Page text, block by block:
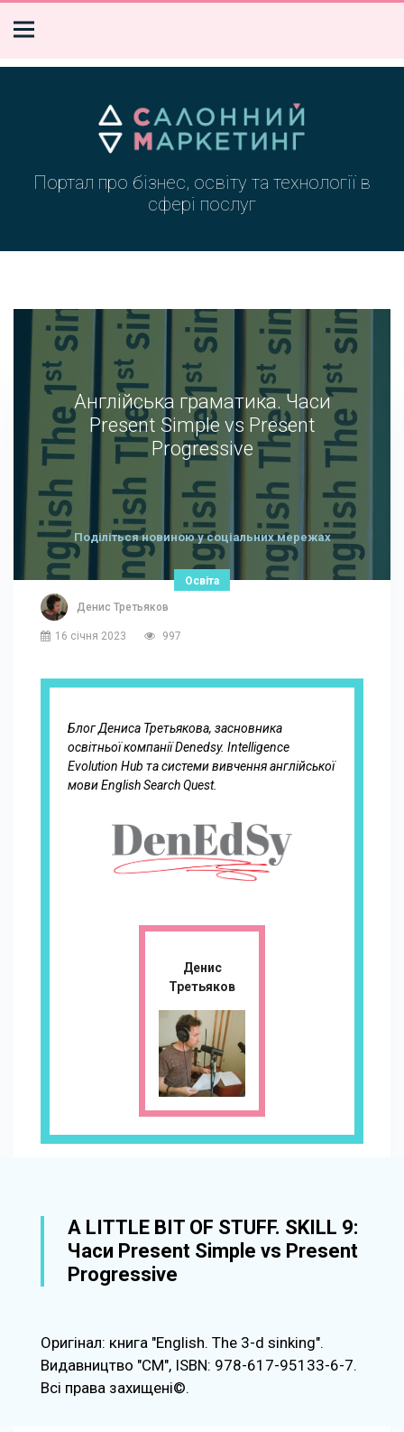
Портал про бізнес, освіту та технології в
сфері послуг
Англійська граматика. Часи
Present Simple vs Present
Progressive
Поділіться новиною у соціальних мережах
Освіта
Денис Третьяков
16 січня 2023 997
Блог Дениса Третьякова, засновника
освітньої компанії Denedsy. Intelligence
Evolution Hub та системи вивчення англійської
мови English Search Quest.
Денис
Третьяков
A LITTLE BIT OF STUFF. SKILL 9:
Часи Present Simple vs Present
Progressive
Оригінал: книга "English. The 3-d sinking".
Видавництво "СМ", ISBN: 978-617-95133-6-7.
Всі права захищені©.